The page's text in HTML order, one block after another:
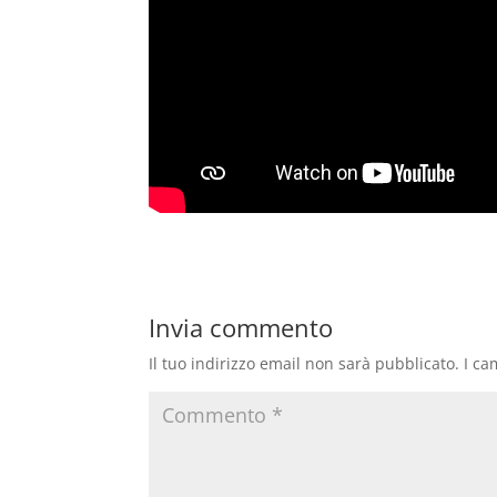
Invia commento
Il tuo indirizzo email non sarà pubblicato. I